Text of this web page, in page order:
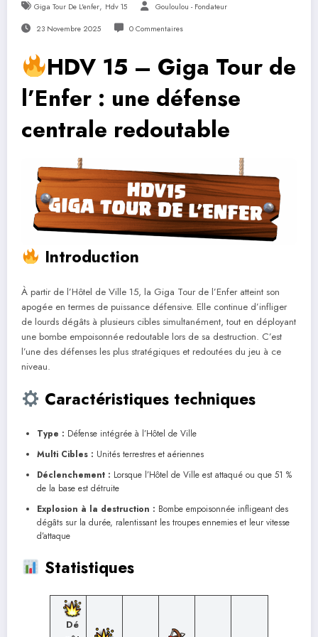
Giga Tour De L'enfer, Hdv 15 Gouloulou - Fondateur
23 Novembre 2025 0 Commentaires
HDV 15 – Giga Tour de
l’Enfer : une défense
centrale redoutable
Introduction
À partir de l’Hôtel de Ville 15, la Giga Tour de l’Enfer atteint son
apogée en termes de puissance défensive. Elle continue d’infliger
de lourds dégâts à plusieurs cibles simultanément, tout en déployant
une bombe empoisonnée redoutable lors de sa destruction. C’est
l’une des défenses les plus stratégiques et redoutées du jeu à ce
niveau.
Caractéristiques techniques
Type : Défense intégrée à l’Hôtel de Ville
Multi Cibles : Unités terrestres et aériennes
Déclenchement : Lorsque l’Hôtel de Ville est attaqué ou que 51 %
de la base est détruite
Explosion à la destruction : Bombe empoisonnée infligeant des
dégâts sur la durée, ralentissant les troupes ennemies et leur vitesse
d’attaque
Statistiques
Dé